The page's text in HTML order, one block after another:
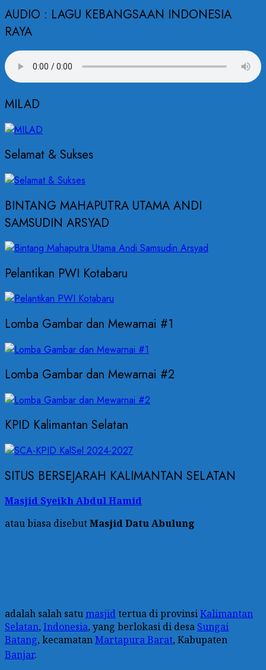
AUDIO : LAGU KEBANGSAAN INDONESIA
RAYA
MILAD
Selamat & Sukses
BINTANG MAHAPUTRA UTAMA ANDI
SAMSUDIN ARSYAD
Pelantikan PWI Kotabaru
Lomba Gambar dan Mewarnai #1
Lomba Gambar dan Mewarnai #2
KPID Kalimantan Selatan
SITUS BERSEJARAH KALIMANTAN SELATAN
Masjid Syeikh Abdul Hamid
atau biasa disebutMasjid Datu Abulung
adalah salah satumasjidtertua di provinsiKalimantan
Selatan, Indonesia, yang berlokasi di desa Sungai
Batang, kecamatanMartapura Barat, Kabupaten
Banjar.